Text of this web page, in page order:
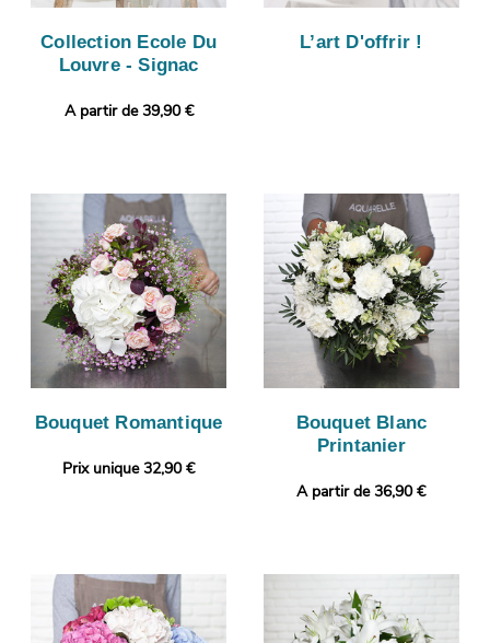
Collection Ecole Du
Louvre - Signac
A partir de 39,90 €
L’art D'offrir !
Bouquet Romantique
Prix unique 32,90 €
Bouquet Blanc
Printanier
A partir de 36,90 €